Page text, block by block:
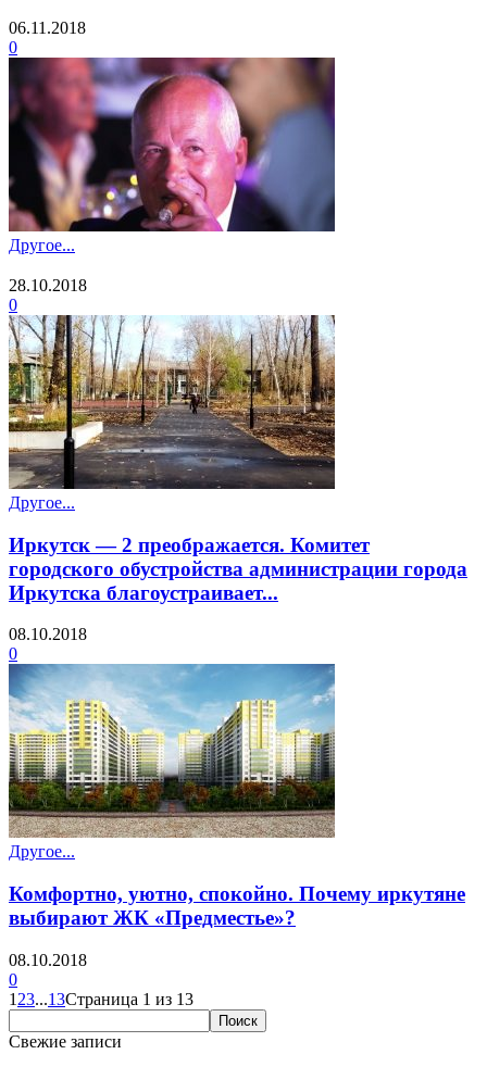
06.11.2018
0
Другое...
28.10.2018
0
Другое...
Иркутск — 2 преображается. Комитет
городского обустройства администрации города
Иркутска благоустраивает...
08.10.2018
0
Другое...
Комфортно, уютно, спокойно. Почему иркутяне
выбирают ЖК «Предместье»?
08.10.2018
0
1 23...13Страница 1 из 13
Свежие записи